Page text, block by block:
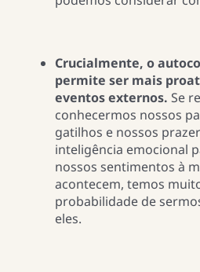
Crucialmente, o
permite ser mais
eventos externos. Se
conhecermos nossos
gatilhos e nossos
inteligência emocional
nossos sentimentos à
acontecem, temos
probabilidade de
eles.